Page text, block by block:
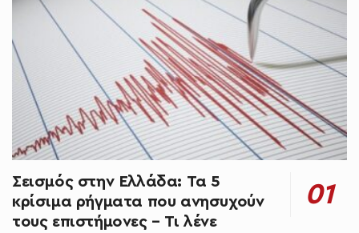
Σεισμός στην Ελλάδα: Τα 5
κρίσιμα ρήγματα που ανησυχούν
τους επιστήμονες – Τι λένε